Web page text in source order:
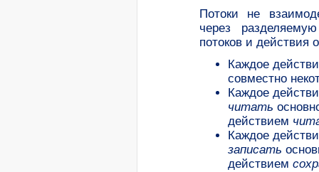
Потоки не
через
потоков и действия
Каждое
совместно
Каждое
читать
действием
Каждое
записать
действием